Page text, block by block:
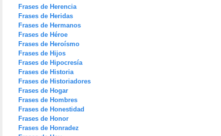
Frases de Herencia
Frases de Heridas
Frases de Hermanos
Frases de Héroe
Frases de Heroísmo
Frases de Hijos
Frases de Hipocresía
Frases de Historia
Frases de Historiadores
Frases de Hogar
Frases de Hombres
Frases de Honestidad
Frases de Honor
Frases de Honradez